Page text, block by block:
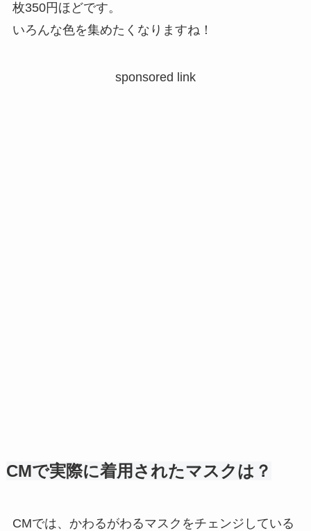
枚350円ほどです。
いろんな色を集めたくなりますね！
sponsored link
CMで実際に着用されたマスクは？
CMでは、かわるがわるマスクをチェンジしている